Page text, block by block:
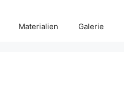
Materialien Galerie